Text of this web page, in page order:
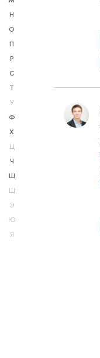
Н
О
П
Р
С
Т
У
Ф
Х
Ц
Ч
Ш
Щ
Э
Ю
Я